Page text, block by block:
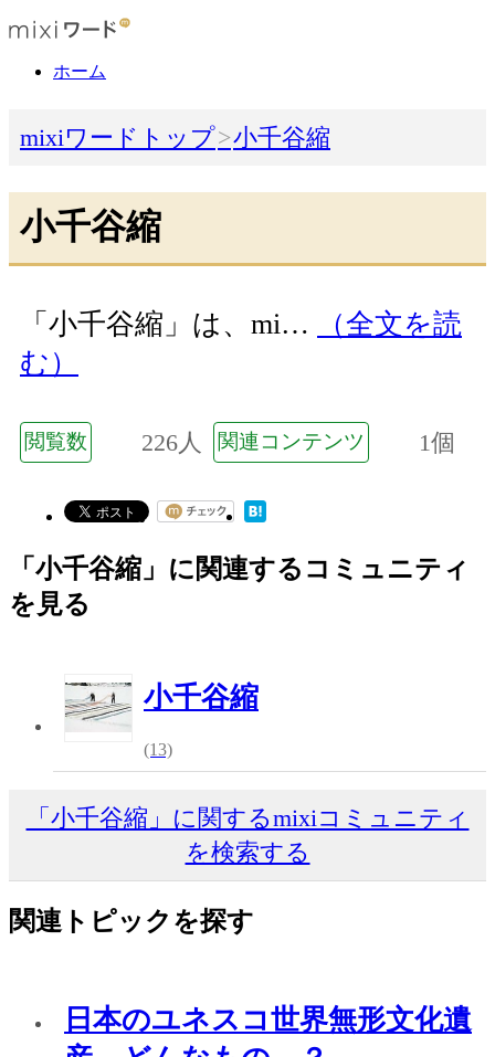
ホーム
mixiワードトップ 小千谷縮
小千谷縮
「小千谷縮」は、mi…
（全文を読
む）
閲覧数 226人 関連コンテンツ 1個
「小千谷縮」に関連するコミュニティ
を見る
小千谷縮
(13)
「小千谷縮」に関するmixiコミュニティ
を検索する
関連トピックを探す
日本のユネスコ世界無形文化遺